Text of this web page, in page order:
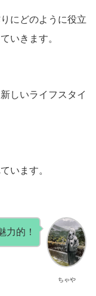
にどのように役立
いきます。
しいライフスタイ
います。
ちゃや
力的！